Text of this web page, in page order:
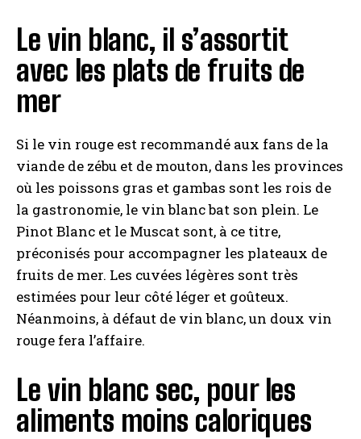
Le vin blanc, il s’assortit
avec les plats de fruits de
mer
Si le vin rouge est recommandé aux fans de la
viande de zébu et de mouton, dans les provinces
où les poissons gras et gambas sont les rois de
la gastronomie, le vin blanc bat son plein. Le
Pinot Blanc et le Muscat sont, à ce titre,
préconisés pour accompagner les plateaux de
fruits de mer. Les cuvées légères sont très
estimées pour leur côté léger et goûteux.
Néanmoins, à défaut de vin blanc, un doux vin
rouge fera l’affaire.
Le vin blanc sec, pour les
aliments moins caloriques